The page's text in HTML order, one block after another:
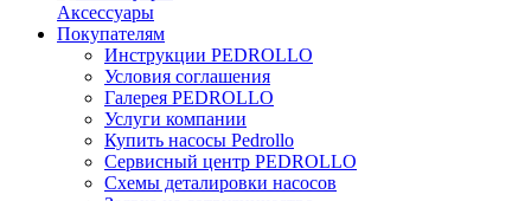
Аксессуары
Покупателям
Инструкции PEDROLLO
Условия соглашения
Галерея PEDROLLO
Услуги компании
Купить насосы Pedrollo
Сервисный центр PEDROLLO
Схемы деталировки насосов